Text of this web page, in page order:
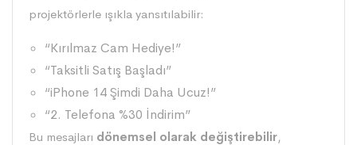
projektörlerle ışıkla yansıtılabilir:
“Kırılmaz Cam Hediye!”
“Taksitli Satış Başladı”
“iPhone 14 Şimdi Daha Ucuz!”
“2. Telefona %30 İndirim”
Bu mesajları dönemsel olarak değiştirebilir,